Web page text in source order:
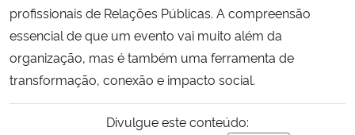
profissionais de Relações Públicas. A compreensão
essencial de que um evento vai muito além da
organização, mas é também uma ferramenta de
transformação, conexão e impacto social.
Divulgue este conteúdo: